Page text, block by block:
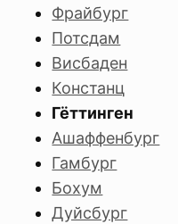
Фрайбург
Потсдам
Висбаден
Констанц
Гёттинген
Ашаффенбург
Гамбург
Бохум
Дуйсбург